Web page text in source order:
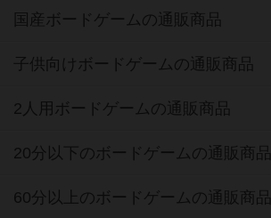
国産ボードゲームの通販商品
子供向けボードゲームの通販商品
2人用ボードゲームの通販商品
20分以下のボードゲームの通販商品
60分以上のボードゲームの通販商品